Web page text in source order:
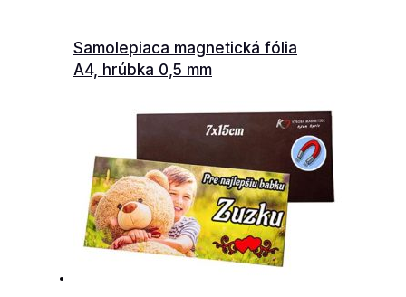
Samolepiaca magnetická fólia
A4, hrúbka 0,5 mm